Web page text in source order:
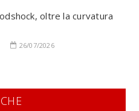
oltre la curvatura
26/07/2026